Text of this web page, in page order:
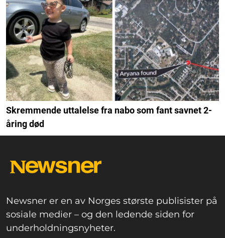
Skremmende uttalelse fra nabo som fant savnet 2-
åring død
Newsner er en av Norges største publisister på
sosiale medier – og den ledende siden for
underholdningsnyheter.